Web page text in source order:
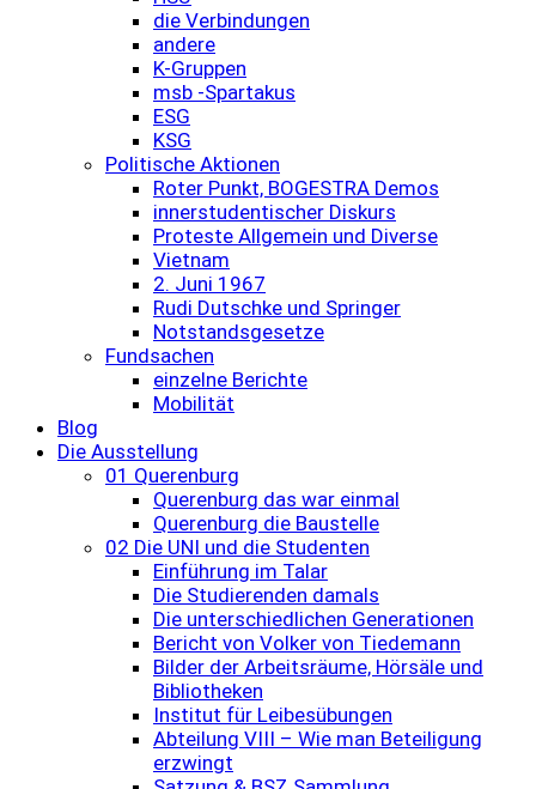
die Verbindungen
andere
K-Gruppen
msb -Spartakus
ESG
KSG
Politische Aktionen
Roter Punkt, BOGESTRA Demos
innerstudentischer Diskurs
Proteste Allgemein und Diverse
Vietnam
2. Juni 1967
Rudi Dutschke und Springer
Notstandsgesetze
Fundsachen
einzelne Berichte
Mobilität
Blog
Die Ausstellung
01 Querenburg
Querenburg das war einmal
Querenburg die Baustelle
02 Die UNI und die Studenten
Einführung im Talar
Die Studierenden damals
Die unterschiedlichen Generationen
Bericht von Volker von Tiedemann
Bilder der Arbeitsräume, Hörsäle und
Bibliotheken
Institut für Leibesübungen
Abteilung VIII – Wie man Beteiligung
erzwingt